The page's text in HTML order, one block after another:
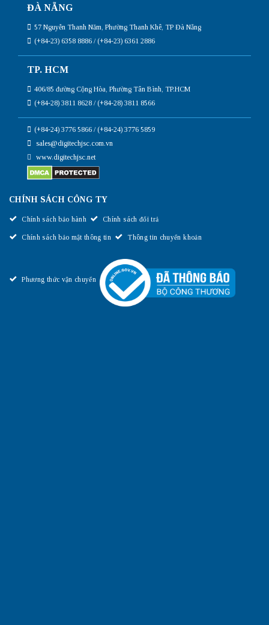
ĐÀ NẴNG
57 Nguyễn Thanh Năm, Phường Thanh Khê, TP Đà Nẵng
(+84-23) 6358 8886 / (+84-23) 6361 2886
TP. HCM
406/85 đường Cộng Hòa, Phường Tân Bình, TP.HCM
(+84-28) 3811 8628 / (+84-28) 3811 8566
(+84-24) 3776 5866 / (+84-24) 3776 5859
sales@digitechjsc.com.vn
www.digitechjsc.net
CHÍNH SÁCH CÔNG TY
Chính sách bảo hành Chính sách đổi trả
Chính sách bảo mật thông tin Thông tin chuyển khoản
Phương thức vận chuyển